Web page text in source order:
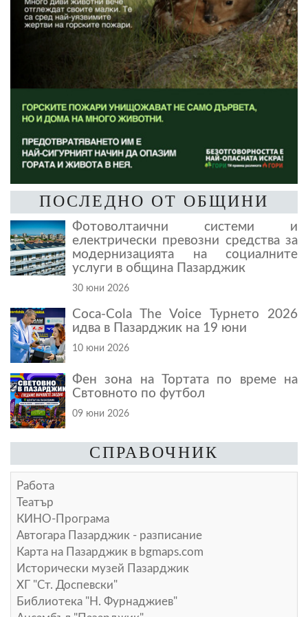
ПОСЛЕДНО ОТ ОБЩИНИ
Фотоволтаични системи и
електрически превозни средства за
модернизацията на социалните
услуги в община Пазарджик
30 юни 2026
Coca-Cola The Voice Турнето 2026
идва в Пазарджик на 19 юни
10 юни 2026
Фен зона на Тортата по време на
Свтовното по футбол
09 юни 2026
СПРАВОЧНИК
Работа
Театър
КИНО-Програма
Автогара Пазарджик - разписание
Карта на Пазарджик в bgmaps.com
Исторически музей Пазарджик
ХГ "Ст. Доспевски"
Библиотека "Н. Фурнаджиев"